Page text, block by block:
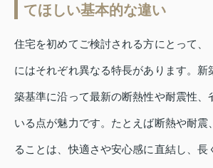
てほしい基本的な違い
住宅を初めてご検討される方にとって、
にはそれぞれ異なる特長があります。新
築基準に沿って最新の断熱性や耐震性、
いる点が魅力です。たとえば断熱や耐震
ることは、快適さや安心感に直結し、長